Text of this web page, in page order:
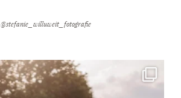
@stefanie_willuweit_fotografie